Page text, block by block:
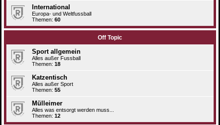
International
Europa- und Weltfussball
Themen: 60
Off Topic
Sport allgemein
Alles außer Fussball
Themen: 18
Katzentisch
Alles außer Sport
Themen: 55
Mülleimer
Alles was entsorgt werden muss...
Themen: 12